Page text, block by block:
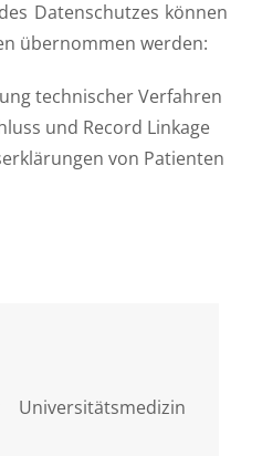
Datenschutzes können
übernommen werden:
technischer Verfahren
und Record Linkage
von Patienten